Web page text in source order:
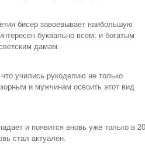
бисер завоевывает наибольшую
буквально всем: и богатым
дамам.
учились рукоделию не только
и мужчинам освоить этот вид
и появится вновь уже только в 20
стал актуален.